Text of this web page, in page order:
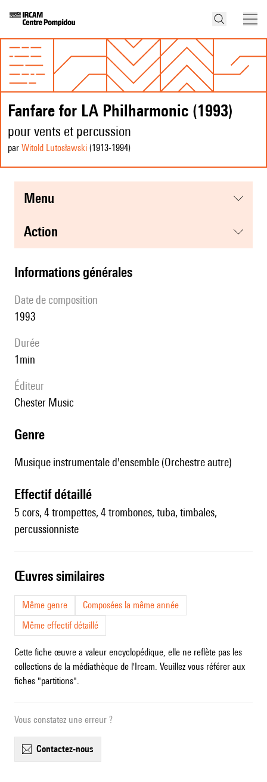
Fanfare for LA Philharmonic (1993)
pour vents et percussion
par Witold Lutosławski (1913-1994)
menu
action
informations générales
date de composition
1993
durée
1min
éditeur
Chester Music
genre
Musique instrumentale d'ensemble (Orchestre autre)
effectif détaillé
5 cors, 4 trompettes, 4 trombones, tuba, timbales,
percussionniste
œuvres similaires
Même genre
Composées la même année
Même effectif détaillé
Cette fiche œuvre a valeur encyclopédique, elle ne reflète pas les
collections de la médiathèque de l'Ircam. Veuillez vous référer aux
fiches "partitions".
Vous constatez une erreur ?
contactez-nous